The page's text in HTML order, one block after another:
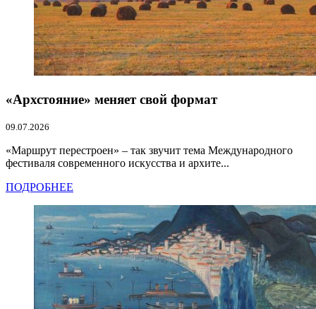
«Архстояние» меняет свой формат
09.07.2026
«Маршрут перестроен» – так звучит тема Международного
фестиваля современного искусства и архите...
ПОДРОБНЕЕ